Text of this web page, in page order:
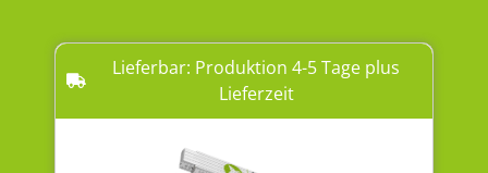
Lieferbar: Produktion 4-5 Tage plus
Lieferzeit